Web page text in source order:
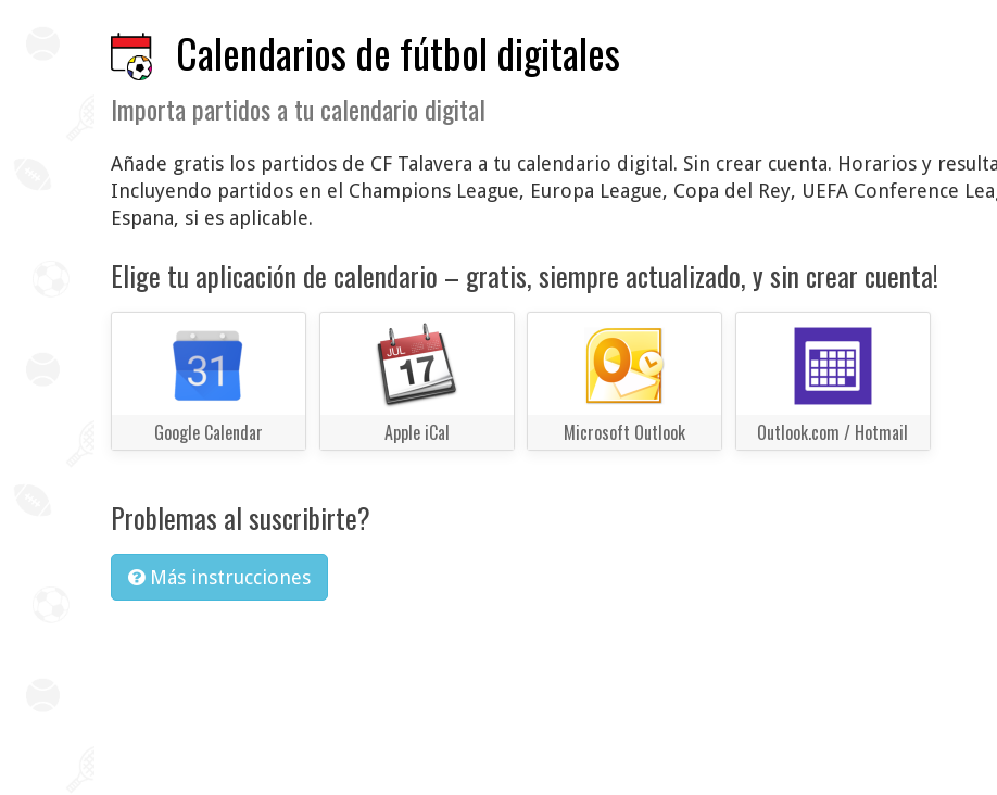
Calendarios de fútbol digitales
Importa partidos a tu calendario digital
Añade gratis los partidos de CF Talavera a tu calendario digital. Sin crear cuenta. Horarios y
Incluyendo partidos en el Champions League, Europa League, Copa del Rey, UEFA Conference
Espana, si es aplicable.
Elige tu aplicación de calendario – gratis, siempre actualizado, y sin crear cuenta!
Google Calendar Apple iCal Microsoft Outlook Outlook.com / Hotmail
Problemas al suscribirte?
Más instrucciones